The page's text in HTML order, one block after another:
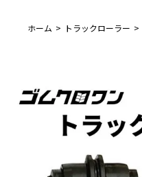
ホーム トラックローラー